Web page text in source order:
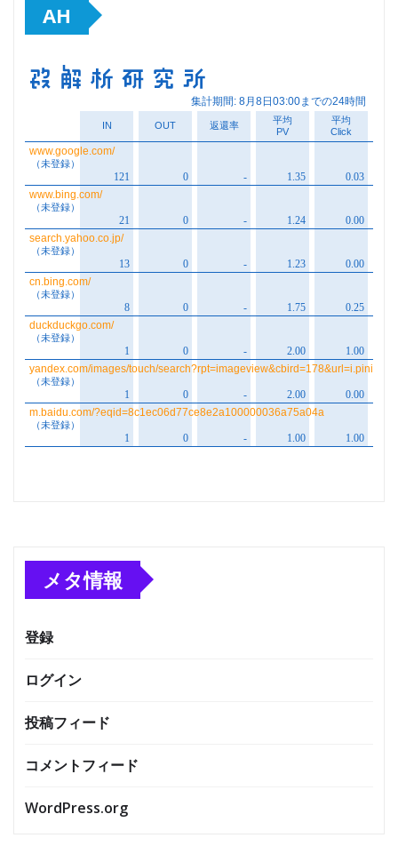
AH
メタ情報
登録
ログイン
投稿フィード
コメントフィード
WordPress.org